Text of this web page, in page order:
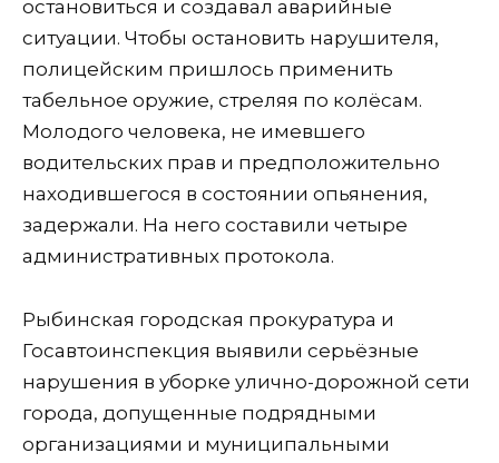
остановиться и создавал аварийные
ситуации. Чтобы остановить нарушителя,
полицейским пришлось применить
табельное оружие, стреляя по колёсам.
Молодого человека, не имевшего
водительских прав и предположительно
находившегося в состоянии опьянения,
задержали. На него составили четыре
административных протокола.
Рыбинская городская прокуратура и
Госавтоинспекция выявили серьёзные
нарушения в уборке улично-дорожной сети
города, допущенные подрядными
организациями и муниципальными